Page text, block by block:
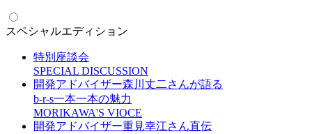
スペシャルエディション
特別座談会
SPECIAL DISCUSSION
開発アドバイザー森川丈二さんが語る
b-r-s一本一本の魅力
MORIKAWA'S VIOCE
開発アドバイザー重見幸江さん直伝